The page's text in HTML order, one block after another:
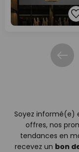
Soyez informé(e)
offres, nos
tendances en
recevez un bon